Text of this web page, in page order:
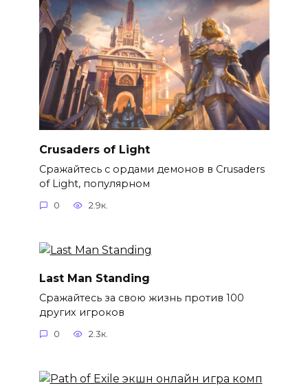
Crusaders of Light
Сражайтесь с ордами демонов в Crusaders
of Light, популярном
0 2.9к.
Last Man Standing
Сражайтесь за свою жизнь против 100
других игроков
0 2.3к.